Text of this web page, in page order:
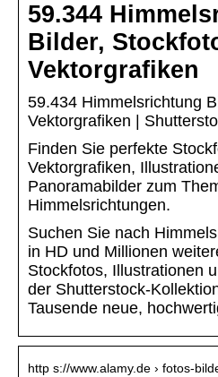
59.344
Bilder,
Vektorgrafiken
59.434 Himmelsrichtung
Vektorgrafiken |
Finden Sie perfekte
Vektorgrafiken,
Panoramabilder zum
Himmelsrichtungen.
Suchen Sie nach
in HD und Millionen
Stockfotos, Illustrationen
der Shutterstock-
Tausende neue,
http s://www.alamy.de › fotos-